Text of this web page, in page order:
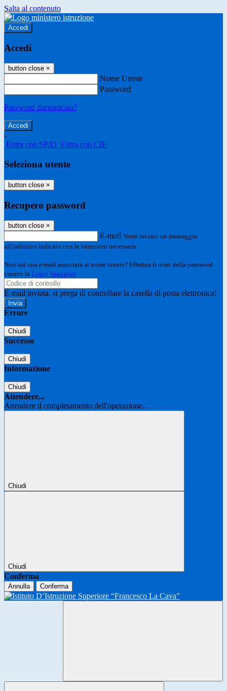
Salta al contenuto
Accedi
Accedi
button close ×
Nome Utente
Password
Password dimenticata?
-
Entra con SPID Entra con CIE
Seleziona utente
button close ×
Recupero password
button close ×
E-mail Verrà inviato un messaggio
all'indirizzo indicato con le istruzioni necessarie.
Non hai una e-mail associata al nome utente? Effettua il reset della password
tramite la Login Spaggiari
E-mail inviata, si prega di controllare la casella di posta elettronica!
Errore
Chiudi
Successo
Chiudi
Informazione
Chiudi
Attendere...
Attendere il completamento dell'operazione...
Chiudi
Chiudi
Conferma
Annulla Conferma